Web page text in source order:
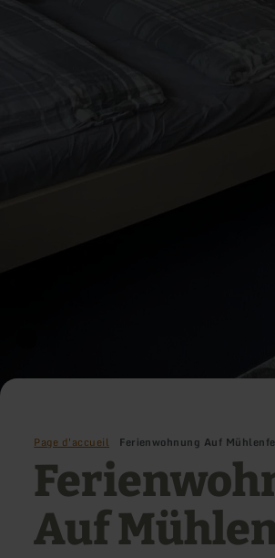
Page d'accueil Ferienwohnung Auf
Auf